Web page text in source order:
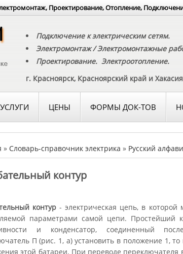
Проектирование, Отопление,
Подключение к электрическим сетям.
Электромонтаж / Электромонтажные
Проектирование. Электроотопление.
г. Красноярск, Красноярский край и Хакасия
ЦЕНЫ ФОРМЫ ДОК-ТОВ
» Словарь-справочник электрика » Русский
контур
контур - электрическая цепь, в которой
параметрами самой цепи. Простейший
и конденсатор, соединенный
П (рис. 1, а) установить в положение 1,
этой батареи. При переводе переключателя